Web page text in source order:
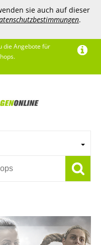
sie auch auf dieser
.
die Angebote für